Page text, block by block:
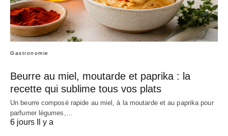
Gastronomie
Beurre au miel, moutarde et paprika : la
recette qui sublime tous vos plats
Un beurre composé rapide au miel, à la moutarde et au paprika pour
parfumer légumes,…
6 jours Il y a